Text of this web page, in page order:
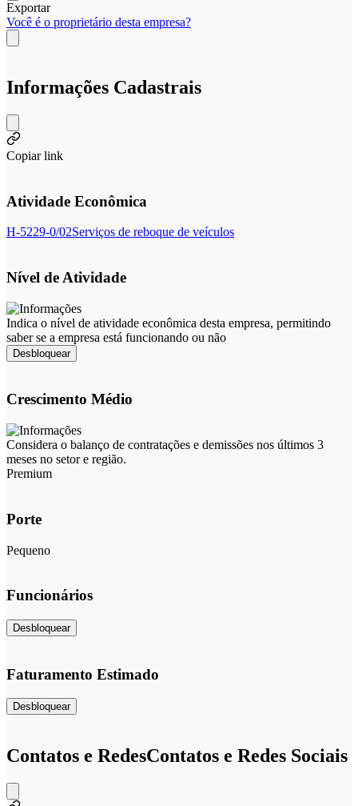
Exportar
Você é o proprietário desta empresa?
Informações Cadastrais
Copiar link
Atividade Econômica
H-5229-0/02Serviços de reboque de veículos
Nível de Atividade
Indica o nível de atividade econômica desta empresa, permitindo
saber se a empresa está funcionando ou não
Desbloquear
Crescimento Médio
Considera o balanço de contratações e demissões nos últimos 3
meses no setor e região.
Premium
Porte
Pequeno
Funcionários
Desbloquear
Faturamento Estimado
Desbloquear
Contatos e RedesContatos e Redes Sociais